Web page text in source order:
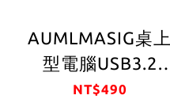
AUMLMASIG桌上
型電腦USB3.2
gen1擴充卡 USB-A
NT$490